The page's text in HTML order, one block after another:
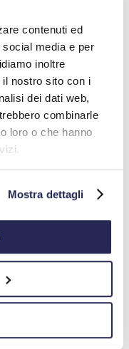
contenuti ed
media e per
inoltre
nostro sito con i
dei dati web,
combinarle
loro o che hanno
Mostra dettagli